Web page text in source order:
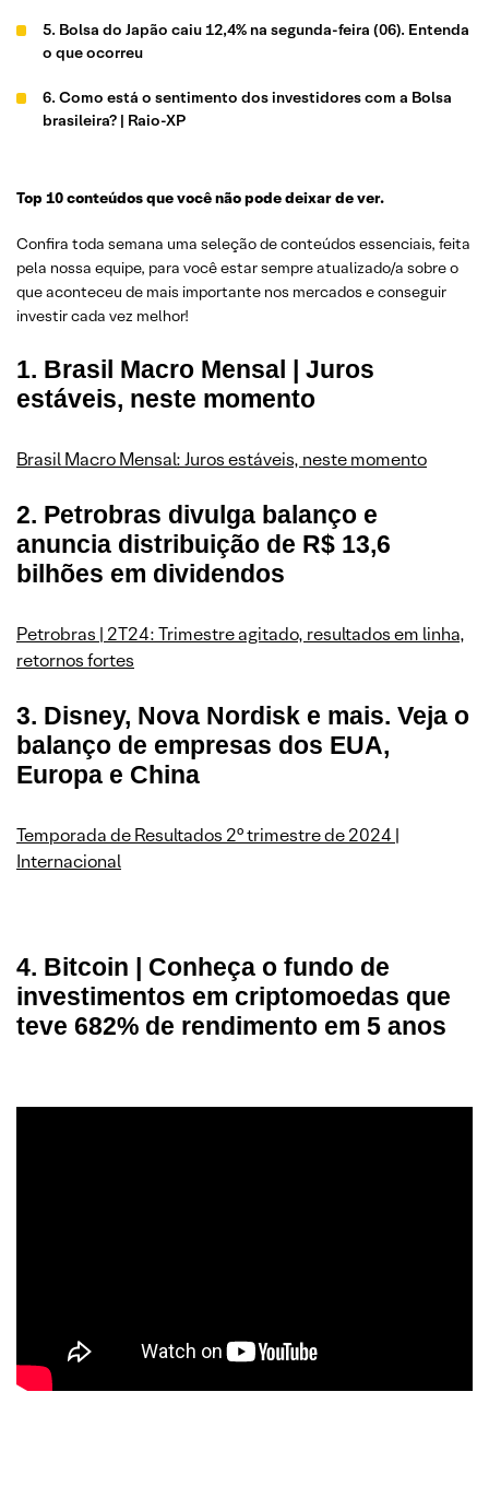
5. Bolsa do Japão caiu 12,4% na segunda-feira (06). Entenda
o que ocorreu
6. Como está o sentimento dos investidores com a Bolsa
brasileira? | Raio-XP
Renda Fixa e Investimentos Globais
8. Conheça as políticas de investimentos da XP
9. O mercado global de gás natural liquefeito (GNL) está à
beira de uma transformação?
semestre de 2024
Top 10 conteúdos que você não pode deixar de ver.
Confira toda semana uma seleção de conteúdos essenciais, feita
pela nossa equipe, para você estar sempre atualizado/a sobre o
que aconteceu de mais importante nos mercados e conseguir
investir cada vez melhor!
1. Brasil Macro Mensal | Juros
estáveis, neste momento
Brasil Macro Mensal: Juros estáveis, neste momento
2. Petrobras divulga balanço e
anuncia distribuição de R$ 13,6
bilhões em dividendos
Petrobras | 2T24: Trimestre agitado, resultados em linha,
retornos fortes
3. Disney, Nova Nordisk e mais. Veja o
balanço de empresas dos EUA,
Europa e China
Temporada de Resultados 2° trimestre de 2024 |
Internacional
4. Bitcoin | Conheça o fundo de
investimentos em criptomoedas que
teve 682% de rendimento em 5 anos